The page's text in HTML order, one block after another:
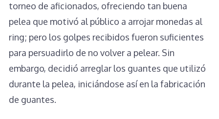
torneo de aficionados, ofreciendo tan buena
pelea que motivó al público a arrojar monedas al
ring; pero los golpes recibidos fueron suficientes
para persuadirlo de no volver a pelear. Sin
embargo, decidió arreglar los guantes que utilizó
durante la pelea, iniciándose así en la fabricación
de guantes.